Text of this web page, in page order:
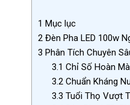
1 Mục lục
2 Đèn Pha LED 100w
3 Phân Tích Chuyên
3.1 Chỉ Số Hoàn
3.2Chuẩn Kháng
3.3 Tuổi Thọ Vượt